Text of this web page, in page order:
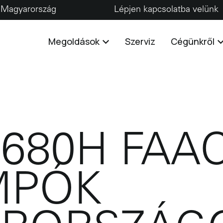
Magyarország Lépjen kapcsolatba velünk
Megoldások Szerviz Cégünkről